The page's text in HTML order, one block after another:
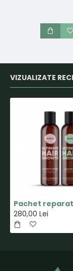
VIZUALIZATE
280,00 Lei